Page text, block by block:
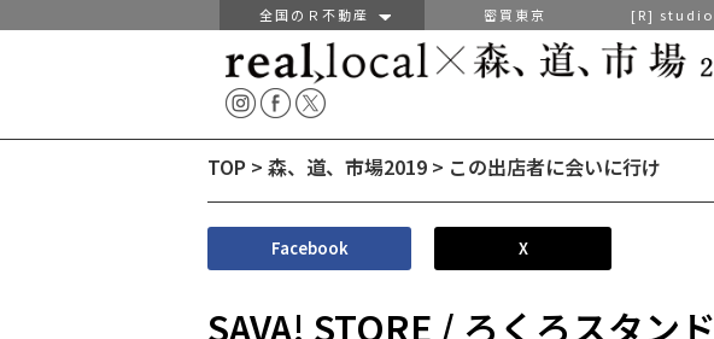
全国のＲ不動産 密買東京 [R] studio
TOP > 森、道、市場2019 > この出店者に会いに行け
Facebook X
SAVA! STORE / ろくろスタンド